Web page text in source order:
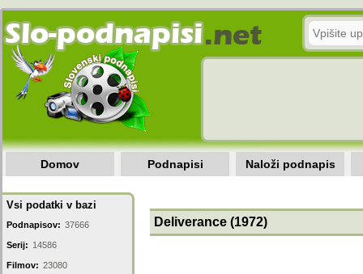
Domov Podnapisi Naloži podnapis
Vsi podatki v bazi
Podnapisov: 37666
Serij: 14586
Filmov: 23080
Deliverance (1972)